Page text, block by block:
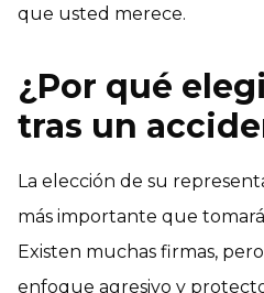
que usted merece.
¿Por qué
tras un
La elección de su
más importante que
Existen muchas firmas,
enfoque agresivo y